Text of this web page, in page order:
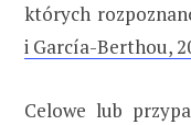
których
i García-Berthou,
Celowe lub